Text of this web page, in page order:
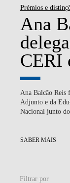
Prémios e
Ana
CERI
Ana Balcão Reis
Adjunto e da
Nacional junto
SABER MAIS
Filtrar por